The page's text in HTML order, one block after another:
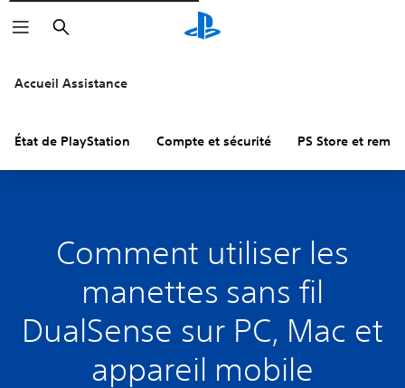
Rechercher
Accueil Assistance
État de PlayStation Compte et sécurité PS Store et
Comment utiliser les
manettes sans fil
DualSense sur PC, Mac et
appareil mobile